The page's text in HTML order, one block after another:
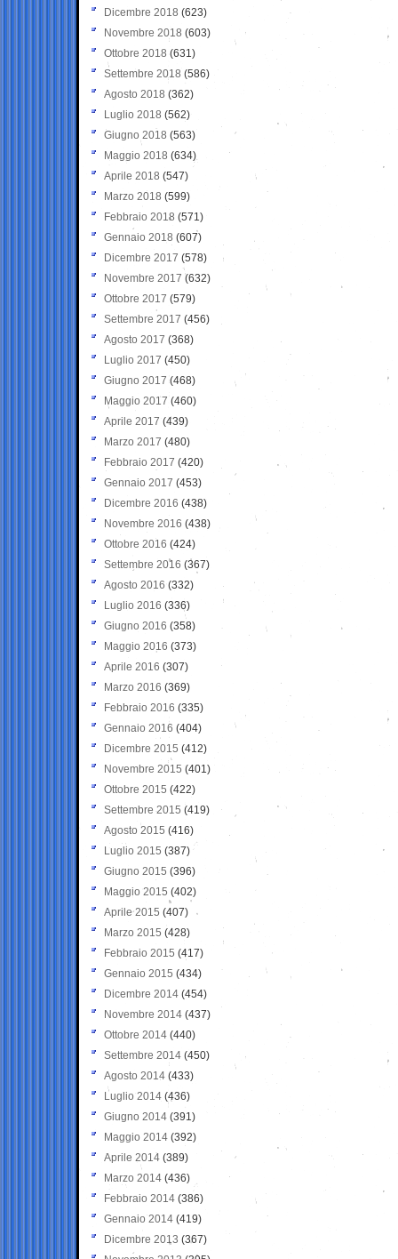
Dicembre 2018 (623)
Novembre 2018 (603)
Ottobre 2018 (631)
Settembre 2018 (586)
Agosto 2018 (362)
Luglio 2018 (562)
Giugno 2018 (563)
Maggio 2018 (634)
Aprile 2018 (547)
Marzo 2018 (599)
Febbraio 2018 (571)
Gennaio 2018 (607)
Dicembre 2017 (578)
Novembre 2017 (632)
Ottobre 2017 (579)
Settembre 2017 (456)
Agosto 2017 (368)
Luglio 2017 (450)
Giugno 2017 (468)
Maggio 2017 (460)
Aprile 2017 (439)
Marzo 2017 (480)
Febbraio 2017 (420)
Gennaio 2017 (453)
Dicembre 2016 (438)
Novembre 2016 (438)
Ottobre 2016 (424)
Settembre 2016 (367)
Agosto 2016 (332)
Luglio 2016 (336)
Giugno 2016 (358)
Maggio 2016 (373)
Aprile 2016 (307)
Marzo 2016 (369)
Febbraio 2016 (335)
Gennaio 2016 (404)
Dicembre 2015 (412)
Novembre 2015 (401)
Ottobre 2015 (422)
Settembre 2015 (419)
Agosto 2015 (416)
Luglio 2015 (387)
Giugno 2015 (396)
Maggio 2015 (402)
Aprile 2015 (407)
Marzo 2015 (428)
Febbraio 2015 (417)
Gennaio 2015 (434)
Dicembre 2014 (454)
Novembre 2014 (437)
Ottobre 2014 (440)
Settembre 2014 (450)
Agosto 2014 (433)
Luglio 2014 (436)
Giugno 2014 (391)
Maggio 2014 (392)
Aprile 2014 (389)
Marzo 2014 (436)
Febbraio 2014 (386)
Gennaio 2014 (419)
Dicembre 2013 (367)